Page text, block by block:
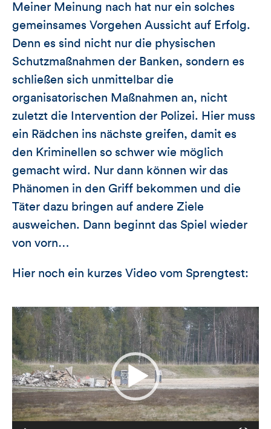
Meiner Meinung nach hat nur ein solches
gemeinsames Vorgehen Aussicht auf Erfolg.
Denn es sind nicht nur die physischen
Schutzmaßnahmen der Banken, sondern es
schließen sich unmittelbar die
organisatorischen Maßnahmen an, nicht
zuletzt die Intervention der Polizei. Hier muss
ein Rädchen ins nächste greifen, damit es
den Kriminellen so schwer wie möglich
gemacht wird. Nur dann können wir das
Phänomen in den Griff bekommen und die
Täter dazu bringen auf andere Ziele
ausweichen. Dann beginnt das Spiel wieder
von vorn…
Hier noch ein kurzes Video vom Sprengtest:
Video-
Player